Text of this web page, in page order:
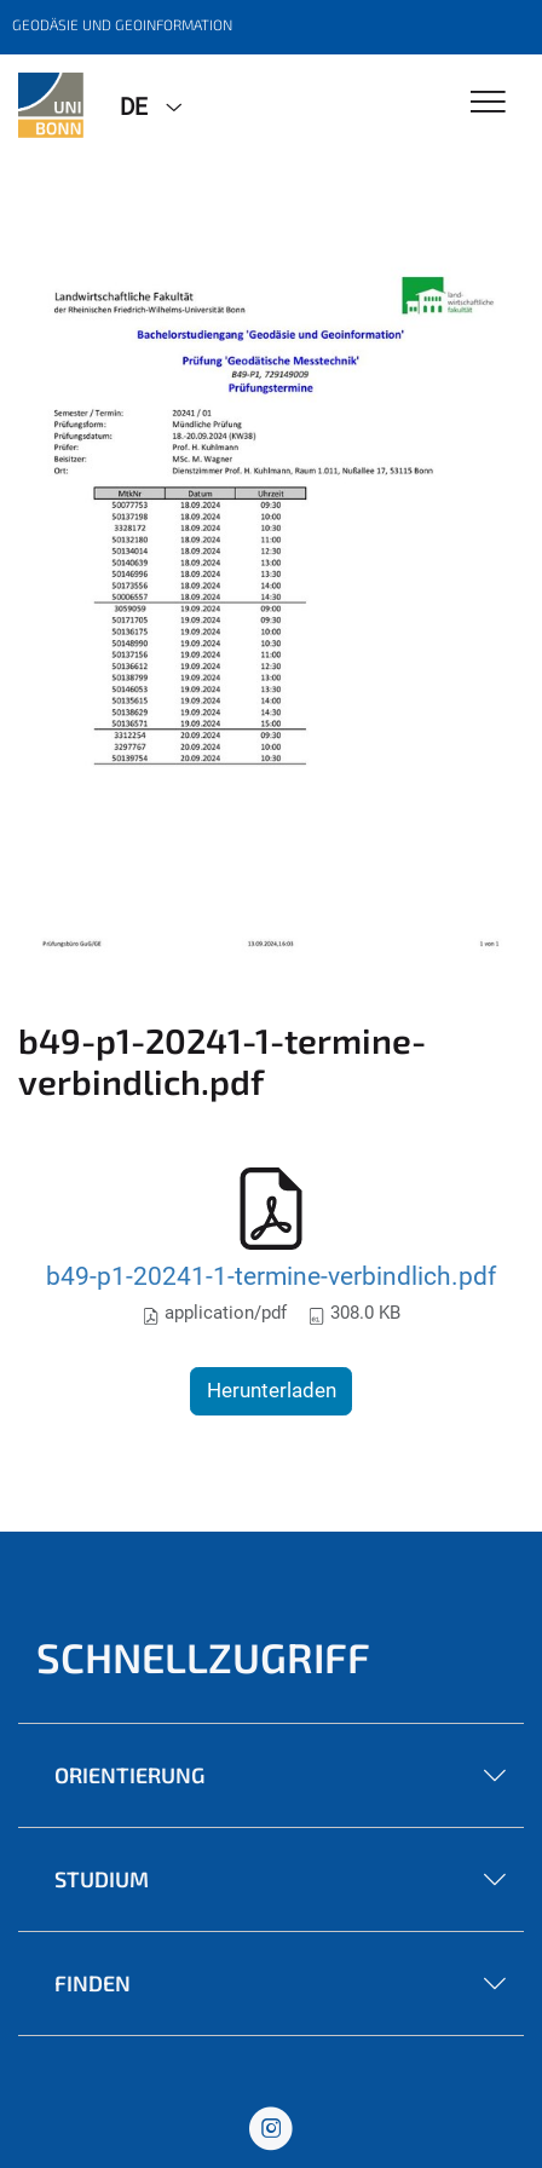
GEODÄSIE UND GEOINFORMATION
DE
b49-p1-20241-1-termine-
verbindlich.pdf
b49-p1-20241-1-termine-verbindlich.pdf
application/pdf 308.0 KB
Herunterladen
SCHNELLZUGRIFF
ORIENTIERUNG
STUDIUM
FINDEN